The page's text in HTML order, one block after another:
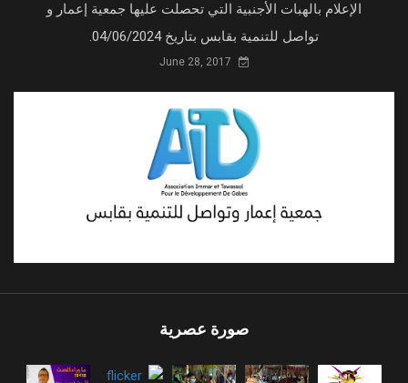
الإعلام بالهبات الأجنبية التي تحصلت عليها جمعية إعمار و
تواصل للتنمية بقابس بتاريخ 04/06/2024.
صورة عصرية